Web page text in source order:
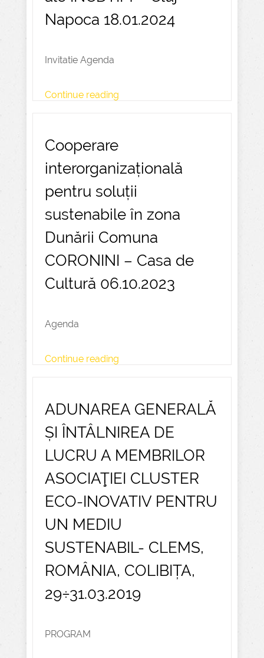
Napoca 18.01.2024
Invitatie Agenda
Continue reading
Cooperare
interorganizațională
pentru soluții
sustenabile în zona
Dunării Comuna
CORONINI – Casa de
Cultură 06.10.2023
Agenda
Continue reading
ADUNAREA GENERALĂ
ȘI ÎNTÂLNIREA DE
LUCRU A MEMBRILOR
ASOCIAŢIEI CLUSTER
ECO-INOVATIV PENTRU
UN MEDIU
SUSTENABIL- CLEMS,
ROMÂNIA, COLIBIȚA,
29÷31.03.2019
PROGRAM